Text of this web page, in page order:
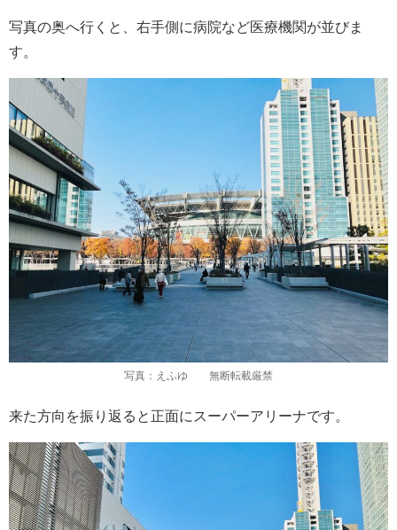
写真の奥へ行くと、右手側に病院など医療機関が並びま
す。
写真：えふゆ 無断転載厳禁
来た方向を振り返ると正面にスーパーアリーナです。